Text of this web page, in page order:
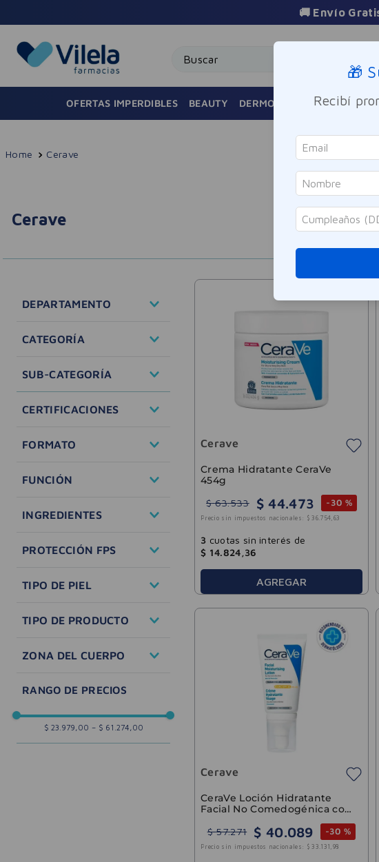
3
OFERTAS IMPERDIBLES BEAUTY DERMOCOSMÉTICA
Cerave
Cerave 27
DEPARTAMENTO
CATEGORÍA
Corporal
SUB-CATEGORÍA
Hidratante
Antiage
CERTIFICACIONES
Dermatológicamente
Sin fragancia
FORMATO
Crema
Gel
FUNCIÓN
Calmante
Exfoliante
Limpieza
INGREDIENTES
Ácido salicílico
Urea
PROTECCIÓN FPS
50 FPS
TIPO DE PIEL
Piel madura
Piel seca
TIPO DE PRODUCTO
Crema
Gel
Solares
ZONA DEL CUERPO
Contorno de ojos
Manos
Rostro
Pies
$ 23.979,00 – $ 61.274,00
Cerave
Crema Hidratante CeraVe
454g
$ 63.533 $ 44.473 - 30 %
Precio sin impuestos nacionales: $ 36.754, 63
3 cuotas sin interés de
$ 14.824 36
AGREGAR
Cerave
CeraVe Loción Hidratante
Facial No Comedogénica con
$ 57.271 $ 40.089 -30 %
Precio sin impuestos nacionales: $ 33 .131 , 98
🎁
Recibí